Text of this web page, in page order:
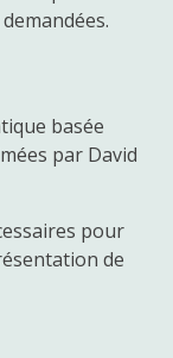
basée
par David
pour
de